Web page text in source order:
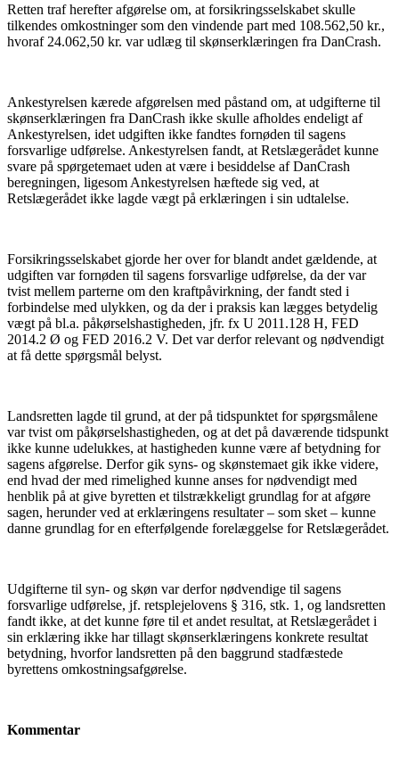
Retten traf herefter afgørelse om, at forsikringsselskabet skulle
tilkendes omkostninger som den vindende part med 108.562,50 kr.,
hvoraf 24.062,50 kr. var udlæg til skønserklæringen fra DanCrash.
Ankestyrelsen kærede afgørelsen med påstand om, at udgifterne til
skønserklæringen fra DanCrash ikke skulle afholdes endeligt af
Ankestyrelsen, idet udgiften ikke fandtes fornøden til sagens
forsvarlige udførelse. Ankestyrelsen fandt, at Retslægerådet kunne
svare på spørgetemaet uden at være i besiddelse af DanCrash
beregningen, ligesom Ankestyrelsen hæftede sig ved, at
Retslægerådet ikke lagde vægt på erklæringen i sin udtalelse.
Forsikringsselskabet gjorde her over for blandt andet gældende, at
udgiften var fornøden til sagens forsvarlige udførelse, da der var
tvist mellem parterne om den kraftpåvirkning, der fandt sted i
forbindelse med ulykken, og da der i praksis kan lægges betydelig
vægt på bl.a. påkørselshastigheden, jfr. fx U 2011.128 H, FED
2014.2 Ø og FED 2016.2 V. Det var derfor relevant og nødvendigt
at få dette spørgsmål belyst.
Landsretten lagde til grund, at der på tidspunktet for spørgsmålene
var tvist om påkørselshastigheden, og at det på daværende tidspunkt
ikke kunne udelukkes, at hastigheden kunne være af betydning for
sagens afgørelse. Derfor gik syns- og skønstemaet gik ikke videre,
end hvad der med rimelighed kunne anses for nødvendigt med
henblik på at give byretten et tilstrækkeligt grundlag for at afgøre
sagen, herunder ved at erklæringens resultater – som sket – kunne
danne grundlag for en efterfølgende forelæggelse for Retslægerådet.
Udgifterne til syn- og skøn var derfor nødvendige til sagens
forsvarlige udførelse, jf. retsplejelovens § 316, stk. 1, og landsretten
fandt ikke, at det kunne føre til et andet resultat, at Retslægerådet i
sin erklæring ikke har tillagt skønserklæringens konkrete resultat
betydning, hvorfor landsretten på den baggrund stadfæstede
byrettens omkostningsafgørelse.
Kommentar